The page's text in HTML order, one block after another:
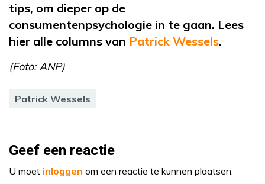
tips, om dieper op de
consumentenpsychologie in te gaan. Lees
hier alle columns van Patrick Wessels.
(Foto: ANP)
Patrick Wessels
Geef een reactie
U moet inloggen om een reactie te kunnen plaatsen.